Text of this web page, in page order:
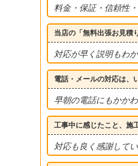
料金・保証・信頼性
当店の「無料出張お見積
対応が早く説明もわか
電話・メールの対応は、
早朝の電話にもかか
工事中に感じたこと、施
対応も良く感謝してい